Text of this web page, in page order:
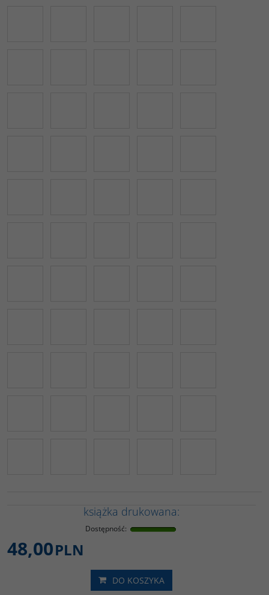
książka drukowana:
Dostępność:
48,00PLN
DO KOSZYKA